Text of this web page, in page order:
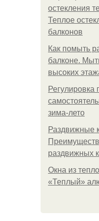
остекления
Теплое
балконов
Как помыть
балконе.
высоких
Регулировка
зима-лето
Раздвижные
раздвижных
Окна из
«Теплый»